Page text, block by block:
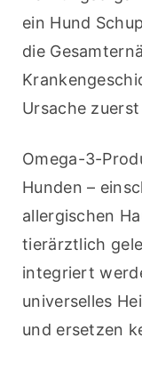
ein Hund
die
Ursache
Omega-3-
Hunden –
allergischen
tierärztlich
integriert
universelles
und ersetzen